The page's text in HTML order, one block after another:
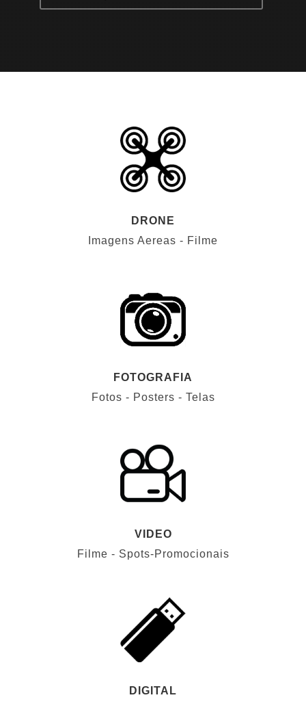
DRONE
Imagens Aereas - Filme
FOTOGRAFIA
Fotos - Posters - Telas
VIDEO
Filme - Spots-Promocionais
DIGITAL